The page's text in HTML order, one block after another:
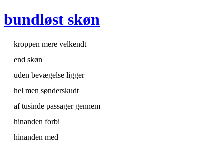
bundløst skøn
kroppen mere velkendt
end skøn
uden bevægelse ligger
hel men sønderskudt
af tusinde passager gennem
hinanden forbi
hinanden med